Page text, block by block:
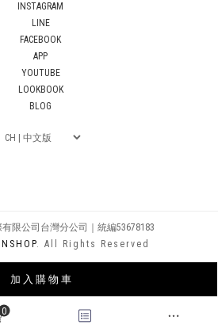
0
加 入 購 物 車
INSTAGRAM
LINE
FACEBOOK
APP
YOUTUBE
LOOKBOOK
BLOG
限公司台灣分公司｜統編53678183
. All Rights Reserved